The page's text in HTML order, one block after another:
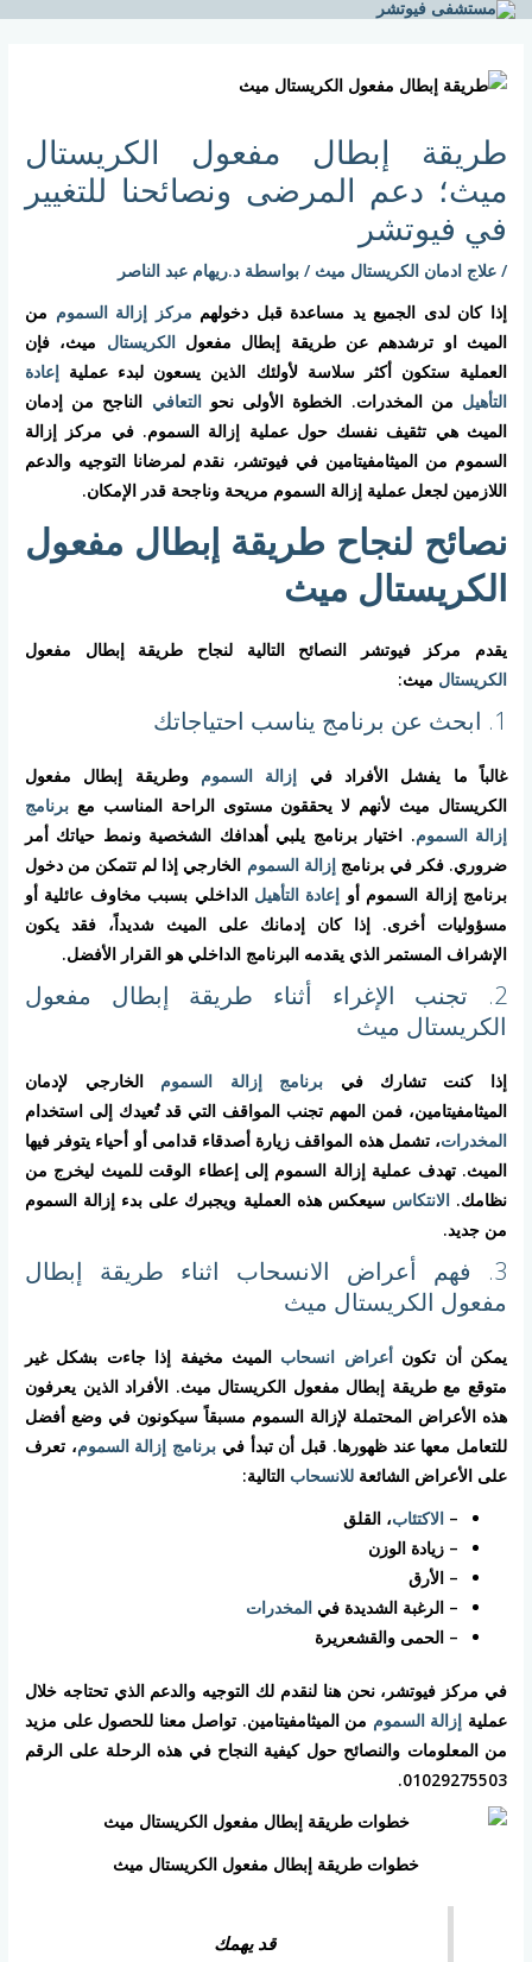
تخطي
المحتوى
طريقة إبطال مفعول الكريستال
ميث؛ دعم المرضى ونصائحنا للتغيير
في فيوتشر
/علاج ادمان الكريستال ميث / بواسطة د.ريهام عبد الناصر
إذا كان لدى الجميع يد مساعدة قبل دخولهم مركز إزالة السموم من
الميث او ترشدهم عن طريقة إبطال مفعولالكريستال ميث، فإن
العملية ستكون أكثر سلاسة لأولئك الذين يسعون لبدء عملية إعادة
التأهيل من المخدرات. الخطوة الأولى نحوالتعافي الناجح من إدمان
الميث هي تثقيف نفسك حول عملية إزالة السموم. في مركز إزالة
السموم من الميثامفيتامين في فيوتشر، نقدم لمرضانا التوجيه والدعم
اللازمين لجعل عملية إزالة السموم مريحة وناجحة قدر الإمكان.
نصائح لنجاح طريقة إبطال مفعول
الكريستال ميث
يقدم مركز فيوتشر النصائح التالية لنجاح طريقة إبطال مفعول
الكريستال ميث:
1. ابحث عن برنامج يناسب احتياجاتك
غالباً ما يفشل الأفراد في إزالة السموم وطريقة إبطال مفعول
الكريستال ميث لأنهم لا يحققون مستوى الراحة المناسب مع برنامج
إزالة السموم. اختيار برنامج يلبي أهدافك الشخصية ونمط حياتك أمر
ضروري. فكر في برنامجإزالة السموم الخارجي إذا لم تتمكن من دخول
برنامج إزالة السموم أو إعادة التأهيل الداخلي بسبب مخاوف عائلية أو
مسؤوليات أخرى. إذا كان إدمانك على الميث شديداً، فقد يكون
الإشراف المستمر الذي يقدمه البرنامج الداخلي هو القرار الأفضل.
2. تجنب الإغراء أثناء طريقة إبطال مفعول
الكريستال ميث
إذا كنت تشارك في برنامج إزالة السموم الخارجي لإدمان
الميثامفيتامين، فمن المهم تجنب المواقف التي قد تُعيدك إلى استخدام
المخدرات، تشمل هذه المواقف زيارة أصدقاء قدامى أو أحياء يتوفر فيها
الميث. تهدف عملية إزالة السموم إلى إعطاء الوقت للميث ليخرج من
نظامك.الانتكاس سيعكس هذه العملية ويجبرك على بدء إزالة السموم
من جديد.
3. فهم أعراض الانسحاب اثناء طريقة إبطال
مفعول الكريستال ميث
يمكن أن تكونأعراض انسحاب الميث مخيفة إذا جاءت بشكل غير
متوقع مع طريقة إبطال مفعول الكريستال ميث. الأفراد الذين يعرفون
هذه الأعراض المحتملة لإزالة السموم مسبقاً سيكونون في وضع أفضل
للتعامل معها عند ظهورها. قبل أن تبدأ في برنامج إزالة السموم، تعرف
على الأعراض الشائعةللانسحاب التالية:
–الاكتئاب، القلق
– زيادة الوزن
– الأرق
– الرغبة الشديدة فيالمخدرات
– الحمى والقشعريرة
في مركز فيوتشر، نحن هنا لنقدم لك التوجيه والدعم الذي تحتاجه خلال
عملية إزالة السموم من الميثامفيتامين. تواصل معنا للحصول على مزيد
من المعلومات والنصائح حول كيفية النجاح في هذه الرحلة على الرقم
01029275503.
خطوات طريقة إبطال مفعول الكريستال ميث
قد يهمك
navigation